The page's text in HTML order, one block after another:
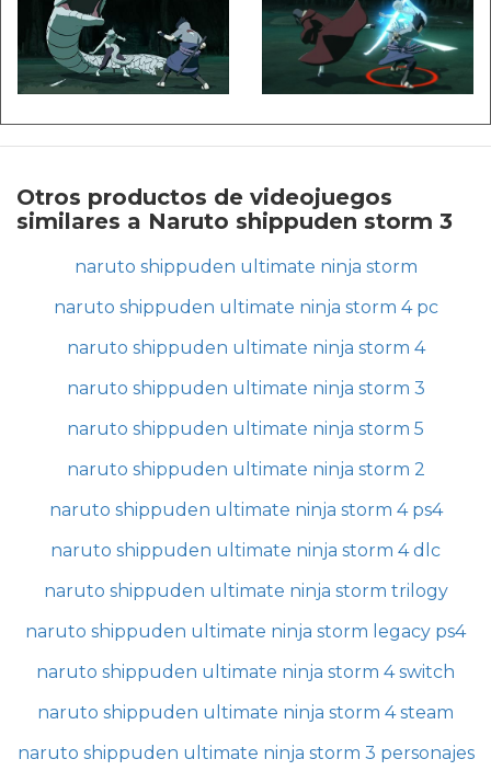
Otros productos de videojuegos
similares a Naruto shippuden storm 3
naruto shippuden ultimate ninja storm
naruto shippuden ultimate ninja storm 4 pc
naruto shippuden ultimate ninja storm 4
naruto shippuden ultimate ninja storm 3
naruto shippuden ultimate ninja storm 5
naruto shippuden ultimate ninja storm 2
naruto shippuden ultimate ninja storm 4 ps4
naruto shippuden ultimate ninja storm 4 dlc
naruto shippuden ultimate ninja storm trilogy
naruto shippuden ultimate ninja storm legacy ps4
naruto shippuden ultimate ninja storm 4 switch
naruto shippuden ultimate ninja storm 4 steam
naruto shippuden ultimate ninja storm 3 personajes